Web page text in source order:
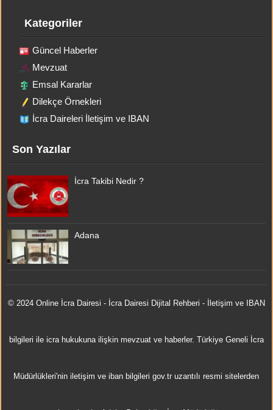
Kategoriler
Güncel Haberler
Mevzuat
Emsal Kararlar
Dilekçe Örnekleri
İcra Daireleri İletişim ve IBAN
Son Yazılar
İcra Takibi Nedir ?
Adana
© 2024 Online İcra Dairesi - İcra Dairesi Dijital Rehberi - İletişim ve IBAN
bilgileri ile icra hukukuna ilişkin mevzuat ve haberler. Türkiye Geneli İcra
Müdürlükleri'nin iletişim ve iban bilgileri gov.tr uzantılı resmi sitelerden